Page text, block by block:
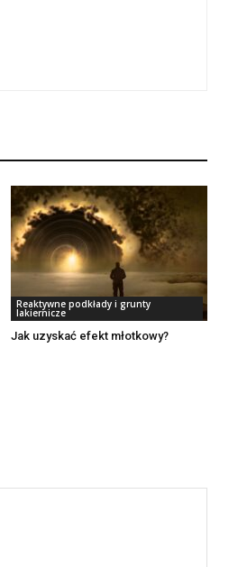
Reaktywne podkłady i grunty
lakiernicze
Jak uzyskać efekt młotkowy?